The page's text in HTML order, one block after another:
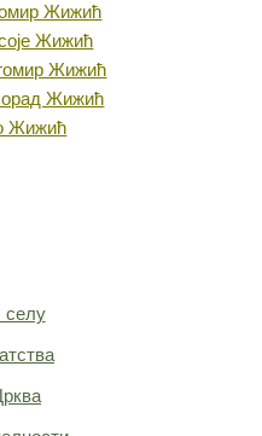
Жижић
Жижић
Жижић
Жижић
Жижић